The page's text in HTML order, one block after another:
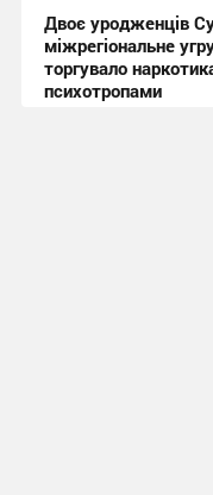
Двоє уродженців
міжрегіональне
торгувало
психотропами